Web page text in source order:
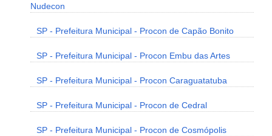
Nudecon
SP - Prefeitura Municipal - Procon de Capão Bonito
SP - Prefeitura Municipal - Procon Embu das Artes
SP - Prefeitura Municipal - Procon Caraguatatuba
SP - Prefeitura Municipal - Procon de Cedral
SP - Prefeitura Municipal - Procon de Cosmópolis